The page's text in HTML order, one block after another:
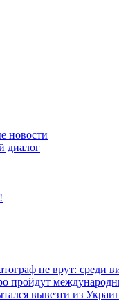
новости
диалог
не врут: среди
пройдут
вывезти из